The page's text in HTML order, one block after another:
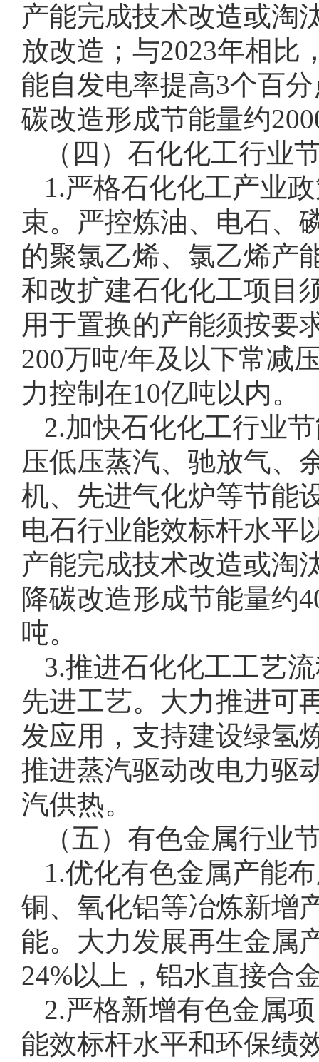
产能完成技术改造或淘
放改造；与2023年相比
能自发电率提高3个百
碳改造形成节能量约
（四）石化化工行业
1.严格石化化工产业
束。严控炼油、电石、
的聚氯乙烯、氯乙烯产
和改扩建石化化工项目
用于置换的产能须按要
200万吨/年及以下常减
力控制在10亿吨以内。
2.加快石化化工行业
压低压蒸汽、驰放气、
机、先进气化炉等节能
电石行业能效标杆水平
产能完成技术改造或淘
降碳改造形成节能量约
吨。
3.推进石化化工工艺
先进工艺。大力推进可
发应用，支持建设绿氢
推进蒸汽驱动改电力驱
汽供热。
（五）有色金属行业
1.优化有色金属产能
铜、氧化铝等冶炼新增
能。大力发展再生金属
24%以上，铝水直接合
2.严格新增有色金属
能效标杆水平和环保绩